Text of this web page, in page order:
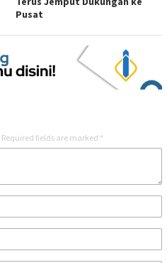
Pusat
Required fields are marked *